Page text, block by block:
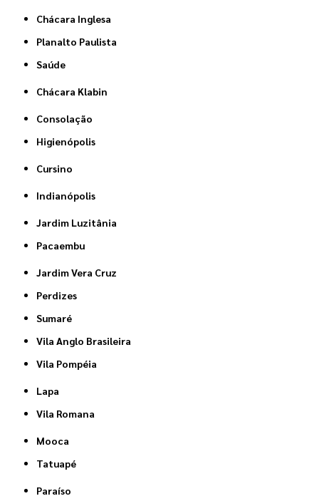
Chácara Inglesa
Planalto Paulista
Saúde
Chácara Klabin
Consolação
Higienópolis
Cursino
Indianópolis
Jardim Luzitânia
Pacaembu
Jardim Vera Cruz
Perdizes
Sumaré
Vila Anglo Brasileira
Vila Pompéia
Lapa
Vila Romana
Mooca
Tatuapé
Paraíso